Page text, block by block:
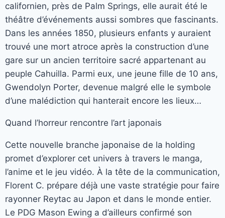
californien, près de Palm Springs, elle aurait été le
théâtre d’événements aussi sombres que fascinants.
Dans les années 1850, plusieurs enfants y auraient
trouvé une mort atroce après la construction d’une
gare sur un ancien territoire sacré appartenant au
peuple Cahuilla. Parmi eux, une jeune fille de 10 ans,
Gwendolyn Porter, devenue malgré elle le symbole
d’une malédiction qui hanterait encore les lieux…
Quand l’horreur rencontre l’art japonais
Cette nouvelle branche japonaise de la holding
promet d’explorer cet univers à travers le manga,
l’anime et le jeu vidéo. À la tête de la communication,
Florent C. prépare déjà une vaste stratégie pour faire
rayonner Reytac au Japon et dans le monde entier.
Le PDG Mason Ewing a d’ailleurs confirmé son